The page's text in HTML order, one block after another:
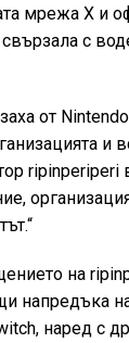
мрежа Х и
с
от
и
на
напредъка
наред с